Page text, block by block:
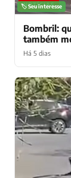
NOTÍCIAS
🏷️ Seu interesse
Bombril:
também
Há 5 dias